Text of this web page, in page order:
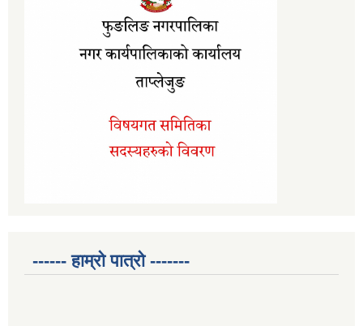
------ हाम्रो पात्रो -------